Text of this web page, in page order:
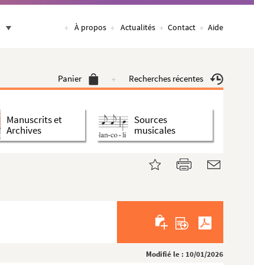
À propos Actualités Contact Aide
Panier Recherches récentes
Manuscrits et
Archives
Sources
musicales
Modifié le : 10/01/2026